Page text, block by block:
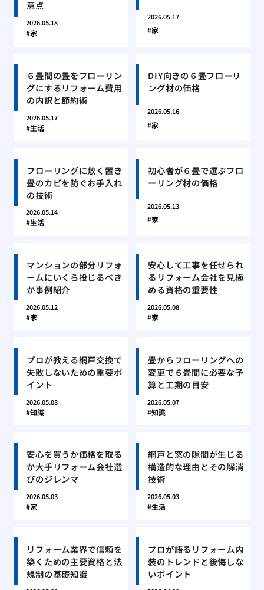
意点
2026.05.18
家
2026.05.17
家
６畳間の畳をフローリン
グにするリフォーム費用
の内訳と節約術
2026.05.17
生活
DIY向きの６畳フローリ
ング材の価格
2026.05.16
家
フローリングに敷く置き
畳のカビを防ぐお手入れ
の技術
2026.05.14
生活
初心者が６畳で選ぶフロ
ーリング材の価格
2026.05.13
家
マンションの部分リフォ
ームにいくら投じるべき
か事例紹介
2026.05.12
家
安心して工事を任せられ
るリフォーム会社を見極
める資格の重要性
2026.05.08
家
プロが教える網戸交換で
失敗しないための重要ポ
イント
2026.05.08
知識
畳からフローリングへの
変更で６畳間に必要な予
算と工期の目安
2026.05.07
知識
安心を買うか価格を取る
か大手リフォーム会社選
びのジレンマ
2026.05.03
家
網戸と窓の隙間が生じる
構造的な理由とその解消
技術
2026.05.03
生活
リフォーム業界で信頼を
築くための主要資格と法
規制の基礎知識
プロが語るリフォーム内
装のトレンドと後悔しな
いポイント